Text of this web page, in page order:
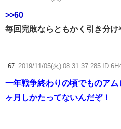
>>60
毎回完敗ならともかく引き分
67: 2019/11/05(火) 08:31:37.285
一年戦争終わりの頃でものア
ヶ月しかたってないんだぞ！